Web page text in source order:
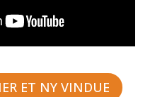
ET NY VINDUE